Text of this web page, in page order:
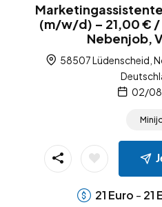
(m/w/d) – 21,00 €
Nebenjob,
58507 Lüdenscheid,
02/
21 Euro - 21